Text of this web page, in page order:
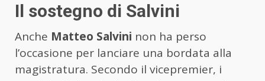
Il sostegno di Salvini
Anche Matteo Salvini non ha perso
l’occasione per lanciare una bordata alla
magistratura. Secondo il vicepremier, i